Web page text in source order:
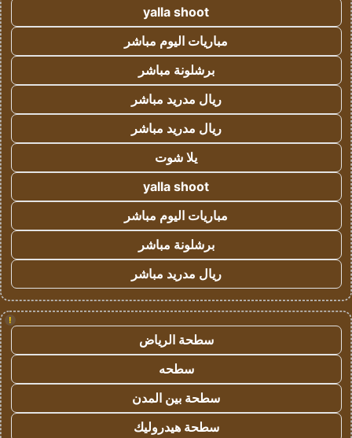
yalla shoot
مباريات اليوم مباشر
برشلونة مباشر
ريال مدريد مباشر
ريال مدريد مباشر
يلا شوت
yalla shoot
مباريات اليوم مباشر
برشلونة مباشر
ريال مدريد مباشر
!
سطحة الرياض
سطحه
سطحة بين المدن
سطحة هيدروليك